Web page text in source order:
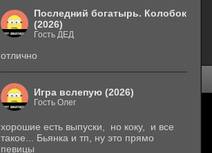
Последний богатырь. Колобок
(2026)
Гость ДЕД
отлично
Игра вслепую (2026)
Гость Олег
хорошие есть выпуски, но коку, и все
такое... Бьянка и тп, ну это прямо
певицы